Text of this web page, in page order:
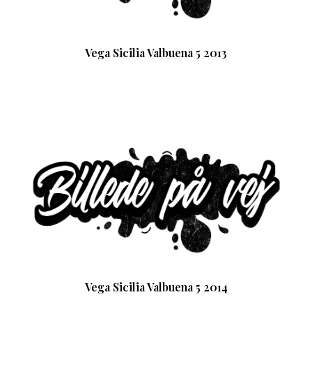
Vega Sicilia Valbuena 5 2013
Vega Sicilia Valbuena 5 2014